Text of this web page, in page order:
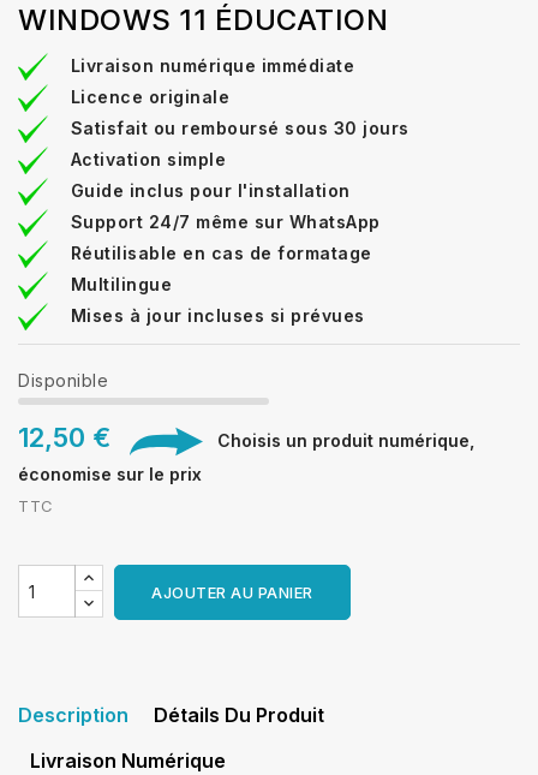
WINDOWS 11 ÉDUCATION
Livraison numérique immédiate
Licence originale
Satisfait ou remboursé sous 30 jours
Activation simple
Guide inclus pour l'installation
Support 24/7 même sur WhatsApp
Réutilisable en cas de formatage
Multilingue
Mises à jour incluses si prévues
Disponible
12,50 €
Choisis un produit numérique,
économise sur le prix
TTC
AJOUTER AU PANIER
Description
Détails Du Produit
Livraison Numérique